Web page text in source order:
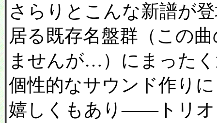
さらりとこんな新譜が
居る既存名盤群（この
ませんが…）にまった
個性的なサウンド作り
嬉しくもあり——トリオ